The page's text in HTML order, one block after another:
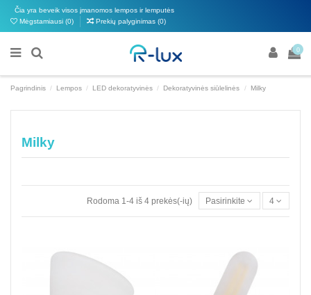
Čia yra beveik visos įmanomos lempos ir lemputės
Mėgstamiausi (0) Prekių palyginimas (0)
0
Pagrindinis Lempos LED dekoratyvinės Dekoratyvinės siūlelinės Milky
Milky
Rodoma 1-4 iš 4 prekės(-ių) Pasirinkite 4